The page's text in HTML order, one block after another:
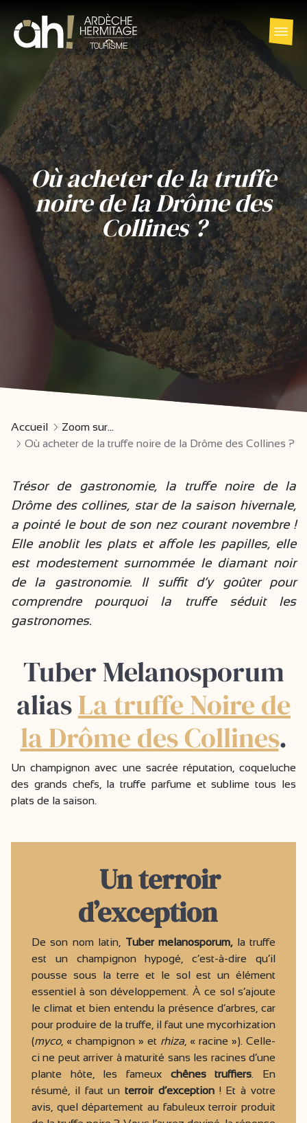
Où acheter de la truffe
noire de la Drôme des
Collines ?
Accueil
Zoom sur...
Où acheter de la truffe noire de la Drôme des Collines ?
Trésor de gastronomie, la truffe noire de la
Drôme des collines, star de la saison hivernale,
a pointé le bout de son nez courant novembre !
Elle anoblit les plats et affole les papilles, elle
est modestement surnommée le diamant noir
de la gastronomie. Il suffit d’y goûter pour
comprendre pourquoi la truffe séduit les
gastronomes.
Tuber Melanosporum
aliasLa truffe Noire de
la Drôme des Collines.
Un champignon avec une sacrée réputation, coqueluche
des grands chefs, la truffe parfume et sublime tous les
plats de la saison.
Un terroir
d’exception
De son nom latin, Tuber melanosporum,la truffe
est un champignon hypogé, c’est-à-dire qu’il
pousse sous la terre et le sol est un élément
essentiel à son développement. À ce sol s’ajoute
le climat et bien entendu la présence d’arbres, car
pour produire de la truffe, il faut une mycorhization
(myco, « champignon » et rhiza, « racine »). Celle-
ci ne peut arriver à maturité sans les racines d’une
plante hôte, les fameux chênes truffiers. En
résumé, il faut unterroir d’exception! Et à votre
avis, quel département au fabuleux terroir produit